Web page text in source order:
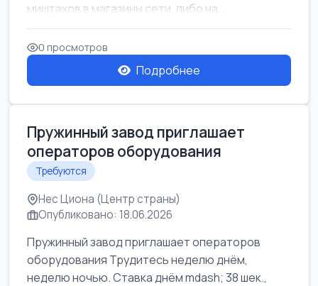
миштахов в магазины сети, либо на...
0 просмотров
Подробнее
Пружинный завод приглашает
операторов оборудования
Требуются
Нес Циона (Центр страны)
Опубликовано: 18.06.2026
Пружинный завод приглашает операторов
оборудования Трудитесь неделю днём,
неделю ночью. Ставка днём mdash; 38 шек.,